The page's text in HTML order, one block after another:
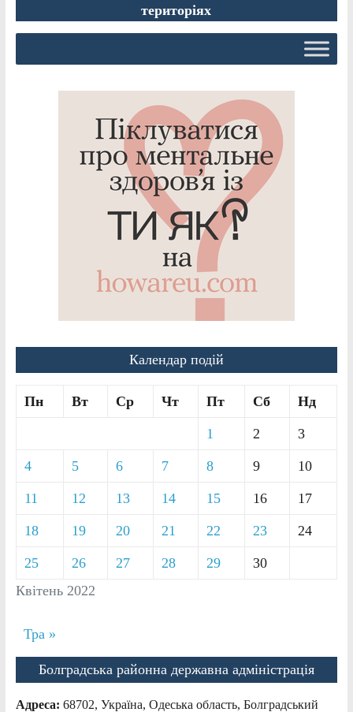
територіях
Календар подій
Квітень 2022
Пн Вт Ср Чт Пт Сб Нд
1 2 3
4 5 6 7 8 9 10
11 12 13 14 15 16 17
18 19 20 21 22 23 24
25 26 27 28 29 30
Тра »
Болградська районна державна адміністрація
Адреса: 68702, Україна, Одеська область, Болградський